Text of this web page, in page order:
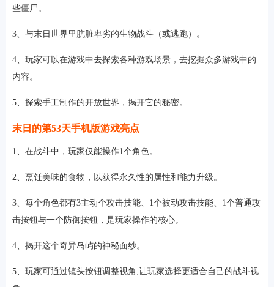
些僵尸。
3、与末日世界里肮脏卑劣的生物战斗（或逃跑）。
4、玩家可以在游戏中去探索各种游戏场景，去挖掘众多游戏中的
内容。
5、探索手工制作的开放世界，揭开它的秘密。
末日的第53天手机版游戏亮点
1、在战斗中，玩家仅能操作1个角色。
2、烹饪美味的食物，以获得永久性的属性和能力升级。
3、每个角色都有3主动个攻击技能、1个被动攻击技能、1个普通攻
击按钮与一个防御按钮，是玩家操作的核心。
4、揭开这个奇异岛屿的神秘面纱。
5、玩家可通过镜头按钮调整视角;让玩家选择更适合自己的战斗视